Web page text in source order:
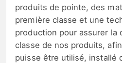
produits de pointe, des
première classe et une
production pour assurer la
classe de nos produits,
puisse être utilisé, installé